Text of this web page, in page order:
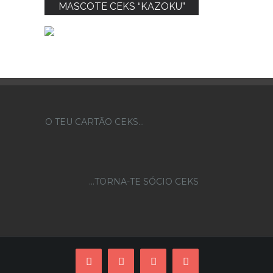
MASCOTE CEKS “KAZOKU”
O TEU CARTÃO CEKS…
...TORNA-TE SÓCIO CEKS
FacebookInstagramYouTubeSkype